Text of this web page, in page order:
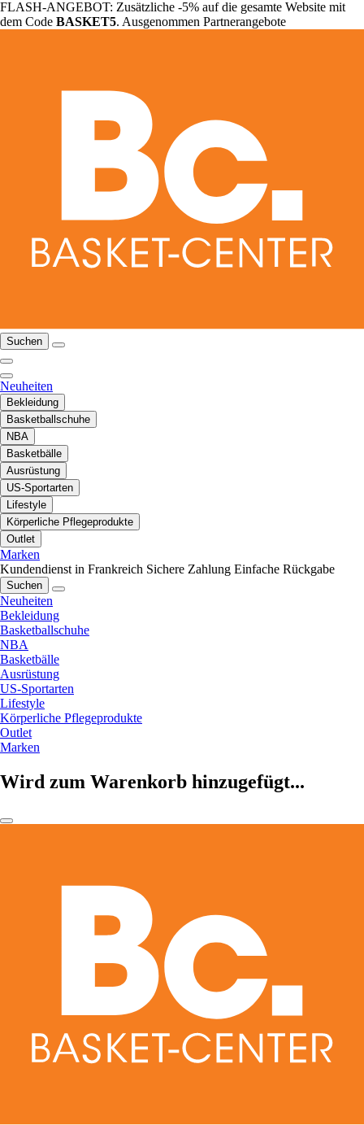
FLASH-ANGEBOT: Zusätzliche -5% auf die gesamte Website mit
dem Code BASKET5. Ausgenommen Partnerangebote
Suchen
Neuheiten
Bekleidung
Basketballschuhe
NBA
Basketbälle
Ausrüstung
US-Sportarten
Lifestyle
Körperliche Pflegeprodukte
Outlet
Marken
Kundendienst in Frankreich Sichere Zahlung Einfache Rückgabe
Suchen
Neuheiten
Bekleidung
Basketballschuhe
NBA
Basketbälle
Ausrüstung
US-Sportarten
Lifestyle
Körperliche Pflegeprodukte
Outlet
Marken
Wird zum Warenkorb hinzugefügt...